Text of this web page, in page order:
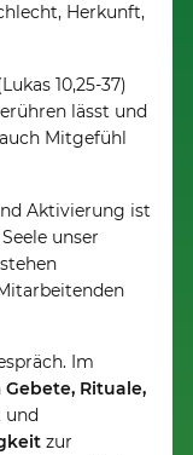
Herkunft,
10,25-37)
lässt und
Mitgefühl
Aktivierung ist
unser
stehen
Im
Gebete, Rituale,
und
zur